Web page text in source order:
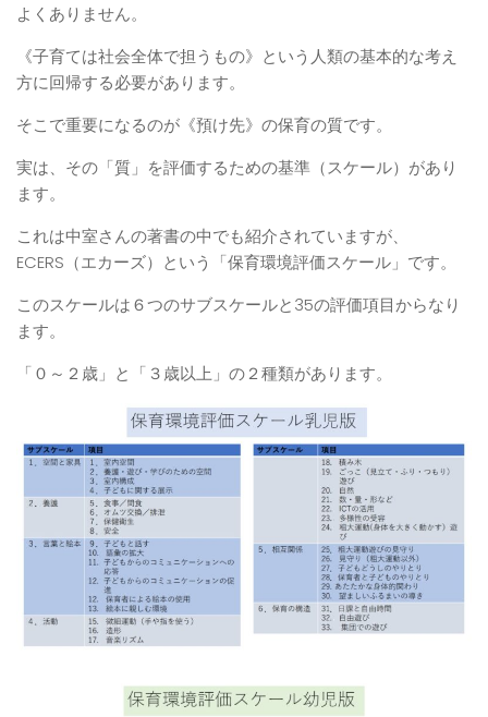
よくありません。
《子育ては社会全体で担うもの》という人類の基本的な考え
方に回帰する必要があります。
そこで重要になるのが《預け先》の保育の質です。
実は、その「質」を評価するための基準（スケール）があり
ます。
これは中室さんの著書の中でも紹介されていますが、
ECERS（エカーズ）という「保育環境評価スケール」です。
このスケールは６つのサブスケールと35の評価項目からなり
ます。
「０～２歳」と「３歳以上」の２種類があります。